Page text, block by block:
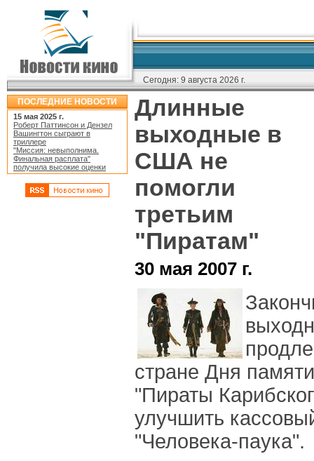
Сегодня: 9 августа 2026 г.
ПОСЛЕДНИЕ НОВОСТИ
15 мая 2025 г.
Роберт Паттинсон и Дензел
Вашингтон сыграют в
триллере
"Миссия: невыполнима.
Финальная расплата"
получила высокие оценки
Длинные
выходные в
США не
помогли
третьим
"Пиратам"
30 мая 2007 г.
стране Дня
"Пираты
улучшить
"Человека-паука".